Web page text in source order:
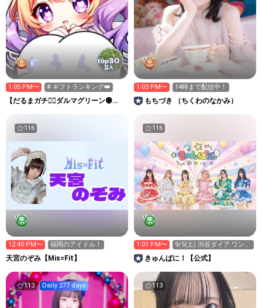
top30
芸人
1:05 PM〜 # ギフトランキング👑
【だるまガチ❤️‍🔥ダルマグリーン🟢
1:03 PM〜 14時まで配信中！
もちづき （ちくわのなかみ）
116
12:40 PM〜 福岡のアイドル！
天宮のぞみ【Mis=Fit】
116
1:01 PM〜
9/5(土) 渋谷ダイア ワンマ
ンライブ❕
きゅんぱに！【公式】
113 Daily 277 days 113